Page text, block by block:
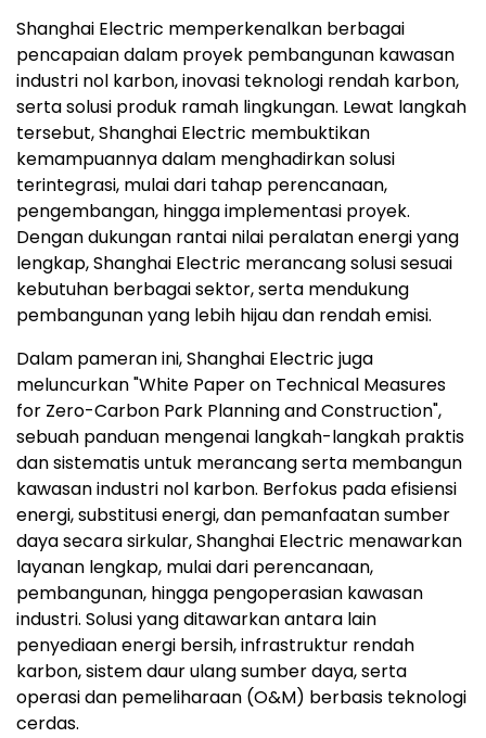
Shanghai Electric memperkenalkan berbagai
pencapaian dalam proyek pembangunan kawasan
industri nol karbon, inovasi teknologi rendah karbon,
serta solusi produk ramah lingkungan. Lewat langkah
tersebut, Shanghai Electric membuktikan
kemampuannya dalam menghadirkan solusi
terintegrasi, mulai dari tahap perencanaan,
pengembangan, hingga implementasi proyek.
Dengan dukungan rantai nilai peralatan energi yang
lengkap, Shanghai Electric merancang solusi sesuai
kebutuhan berbagai sektor, serta mendukung
pembangunan yang lebih hijau dan rendah emisi.
Dalam pameran ini, Shanghai Electric juga
meluncurkan "White Paper on Technical Measures
for Zero-Carbon Park Planning and Construction",
sebuah panduan mengenai langkah-langkah praktis
dan sistematis untuk merancang serta membangun
kawasan industri nol karbon. Berfokus pada efisiensi
energi, substitusi energi, dan pemanfaatan sumber
daya secara sirkular, Shanghai Electric menawarkan
layanan lengkap, mulai dari perencanaan,
pembangunan, hingga pengoperasian kawasan
industri. Solusi yang ditawarkan antara lain
penyediaan energi bersih, infrastruktur rendah
karbon, sistem daur ulang sumber daya, serta
operasi dan pemeliharaan (O&M) berbasis teknologi
cerdas.